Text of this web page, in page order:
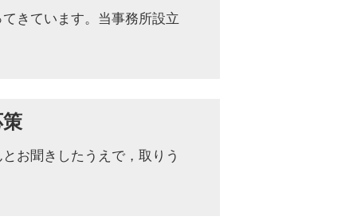
きています。当事務所設立
お聞きしたうえで，取りう